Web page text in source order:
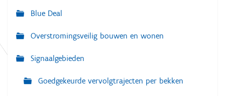
g
t
Blue Deal
Overstromingsveilig bouwen en wonen
Signaalgebieden
Goedgekeurde vervolgtrajecten per bekken